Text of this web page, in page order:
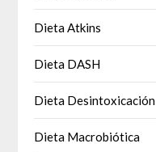
Dieta Atkins
Dieta DASH
Dieta Desintoxicación
Dieta Macrobiótica